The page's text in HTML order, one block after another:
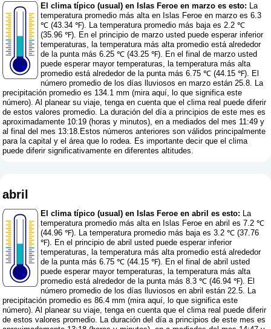
El clima típico (usual) en Islas Feroe en marzo es esto: La
temperatura promedio más alta en Islas Feroe en marzo es 6.3
℃ (43.34 ℉). La temperatura promedio más baja es 2.2 ℃
(35.96 ℉). En el principio de marzo usted puede esperar inferior
temperaturas, la temperatura más alta promedio está alrededor
de la punta más 6.25 ℃ (43.25 ℉). En el final de marzo usted
puede esperar mayor temperaturas, la temperatura más alta
promedio está alrededor de la punta más 6.75 ℃ (44.15 ℉). El
número promedio de los días lluviosos en marzo están 25.8. La
precipitación promedio es 134.1 mm (mira aquí, lo que significa este
número). Al planear su viaje, tenga en cuenta que el clima real puede diferir
de estos valores promedio. La duración del día a principios de este mes es
aproximadamente 10:19 (horas y minutos), en a mediados del mes 11:49 y
al final del mes 13:18.Estos números anteriores son válidos principalmente
para la capital y el área que lo rodea. Es importante decir que el clima
puede diferir significativamente en diferentes altitudes.
abril
El clima típico (usual) en Islas Feroe en abril es esto: La
temperatura promedio más alta en Islas Feroe en abril es 7.2 ℃
(44.96 ℉). La temperatura promedio más baja es 3.2 ℃ (37.76
℉). En el principio de abril usted puede esperar inferior
temperaturas, la temperatura más alta promedio está alrededor
de la punta más 6.75 ℃ (44.15 ℉). En el final de abril usted
puede esperar mayor temperaturas, la temperatura más alta
promedio está alrededor de la punta más 8.3 ℃ (46.94 ℉). El
número promedio de los días lluviosos en abril están 22.5. La
precipitación promedio es 86.4 mm (mira aquí, lo que significa este
número). Al planear su viaje, tenga en cuenta que el clima real puede diferir
de estos valores promedio. La duración del día a principios de este mes es